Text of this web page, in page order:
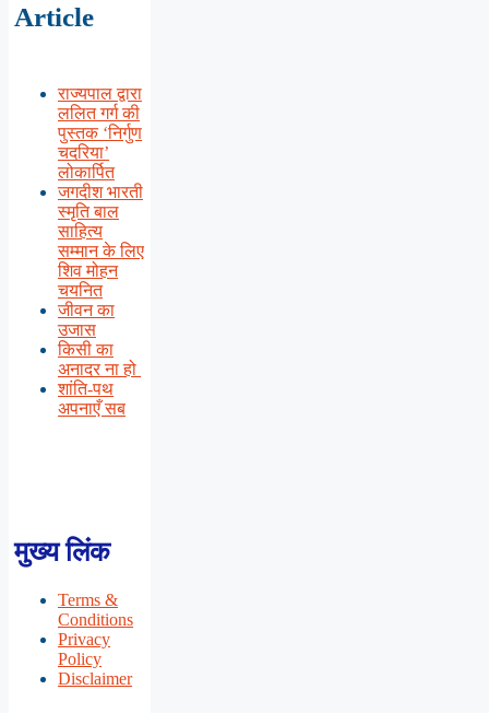
Article
राज्यपाल द्वारा
ललित गर्ग की
पुस्तक ‘निर्गुण
चदरिया’
लोकार्पित
जगदीश भारती
स्मृति बाल
साहित्य
सम्मान के लिए
शिव मोहन
चयनित
जीवन का
उजास
किसी का
अनादर ना हो
शांति-पथ
अपनाएँ सब
मुख्य लिंक
Terms &
Conditions
Privacy
Policy
Disclaimer